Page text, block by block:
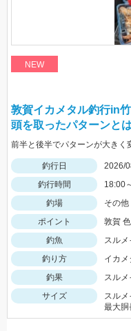
NEW
敦賀イカメタル釣行in
頭を取ったパターンと
釣行日
2026/
釣行時間
18:00
釣場
その他
ポイント
敦賀
釣魚
スル
釣り方
イカメ
釣果
スル
サイズ
スル
最大胴